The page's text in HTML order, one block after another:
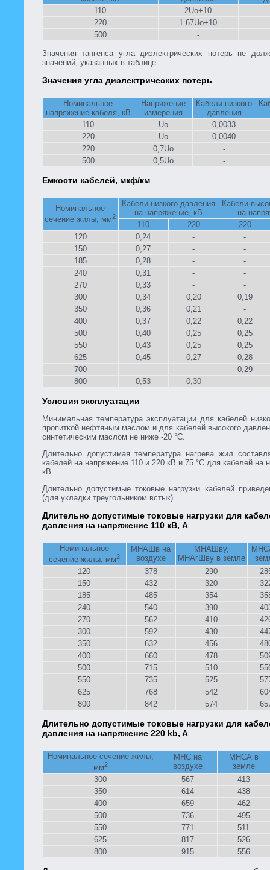
110
2Uo+10
220
1.67Uo+10
500
-
Значения тангенса угла диэлектрических потерь не
значений, указанных в таблице.
Значения угла диэлектрических потерь
Номинальное
напряжение кабеля, кВ
Напряжение
измерения
Кабели низкого
давления
110 Uo
0,0033
220
Uo
0,0040
220
0,7Uo
-
500
0,5Uo -
Емкости кабелей, мкф/км
Номинальное
сечение жилы, мм2
Кабели низкого давления
на напряжение, кВ
Кабели
на
110
220
220
120
0,24 -
-
150
0,27 -
-
185
0,28 -
-
240
0,31 -
-
270
0,33 -
-
300
0,34 0,20
0,19
350
0,36 0,21
-
400
0,37 0,22
0,22
500
0,40 0,25
0,25
550
0,43 0,25
0,25
625
0,45 0,27
0,28
700
- -
0,29
800
0,53 0,30 -
Условия эксплуатации
Минимальная температура эксплуатации для кабелей
пропиткой нефтяным маслом и для кабелей высокого
синтетическим маслом не ниже -20 °С.
Длительно допустимая температура нагрева жил
кабелей на напряжение 110 и 220 кВ и 75 °С для кабелей на
кВ.
Длительно допустимые токовые нагрузки кабелей
(для укладки треугольником встык).
Длительно допустимые токовые нагрузки для
давления на напряжение 110 кВ, А
Номинальное
сечение жилы, мм2
МНАШв на
воздухе
МНАШву,
МНАгШву в земле
120
378 290
150
432 320
185
485 354
240
540 390
270
562 410
300
592 430
350
632 456
400
660 478
500
715 510
550
735 525
625
768 542
800
842 574
Длительно допустимые токовые нагрузки для
давления на напряжение 220 kb, A
Номинальное сечение жилы,
мм2
МНС на
воздухе
МНСА в
земле
300
567
413
350
614
438
400
659
462
500
736
495
550
771
511
625
817
526
800
915 556